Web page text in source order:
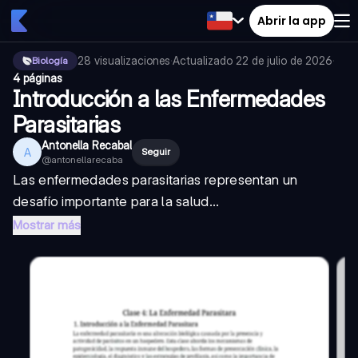
Abrir la app
Biología 28 visualizaciones·Actualizado 22 de julio de 2026·
4 páginas
Introducción a las Enfermedades
Parasitarias
A Antonella Recabal
@antonellarecaba
Seguir
Las enfermedades parasitarias representan un
desafío importante para la salud...
Mostrar más